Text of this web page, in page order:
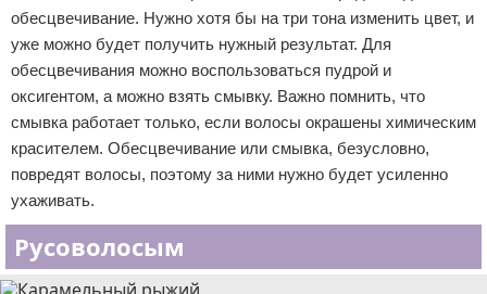
обесцвечивание. Нужно хотя бы на три тона изменить цвет, и
уже можно будет получить нужный результат. Для
обесцвечивания можно воспользоваться пудрой и
оксигентом, а можно взять смывку. Важно помнить, что
смывка работает только, если волосы окрашены химическим
красителем. Обесцвечивание или смывка, безусловно,
повредят волосы, поэтому за ними нужно будет усиленно
ухаживать.
Русоволосым